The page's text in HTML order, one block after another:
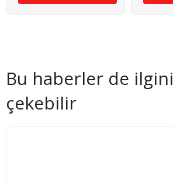
Bu haberler de ilgini
çekebilir